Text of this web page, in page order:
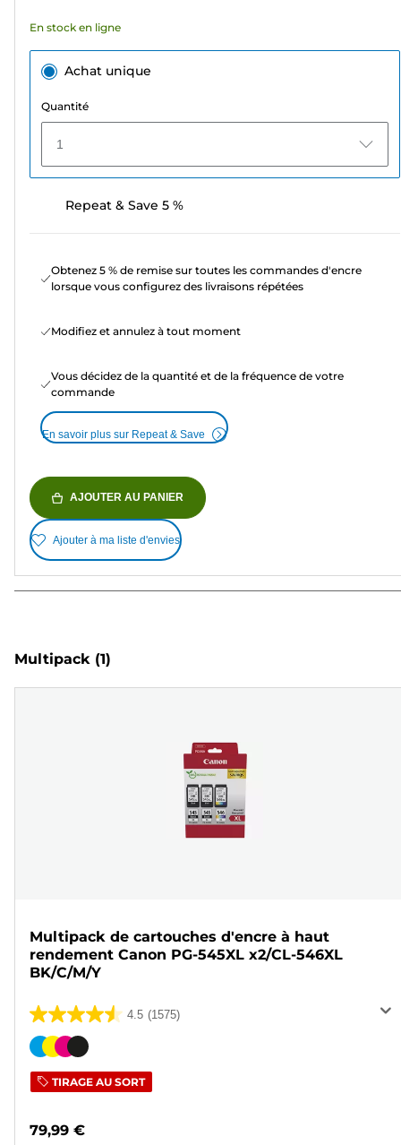
En stock en ligne
Achat unique
Quantité
1
Repeat & Save 5 %
Obtenez 5 % de remise sur toutes les commandes d'encre
lorsque vous configurez des livraisons répétées
Modifiez et annulez à tout moment
Vous décidez de la quantité et de la fréquence de votre
commande
En savoir plus sur Repeat & Save
AJOUTER AU PANIER
Ajouter à ma liste d'envies
Multipack (1)
Multipack de cartouches d'encre à haut
rendement Canon PG-545XL x2/CL-546XL
BK/C/M/Y
4.5 (1575)
4.5
sur
étoiles.
avis
Cartouche
couleur
TIRAGE AU SORT
79,99 €